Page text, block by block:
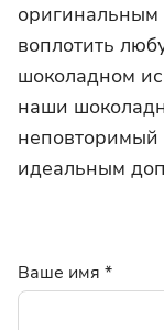
воплотить
шоколадном
наши
неповторимый
идеальным
Ваше имя *